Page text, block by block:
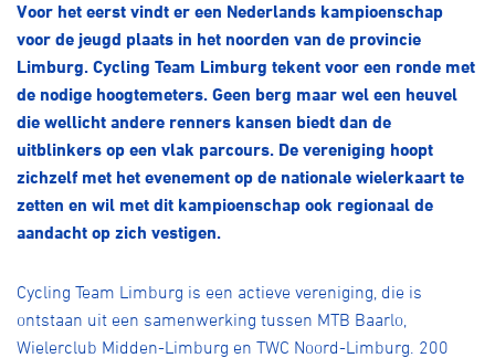
Shop
Producten en diensten
Contact
Over ons
Voor het eerst vindt er een Nederlands kampioenschap
voor de jeugd plaats in het noorden van de provincie
Limburg. Cycling Team Limburg tekent voor een ronde met
de nodige hoogtemeters. Geen berg maar wel een heuvel
die wellicht andere renners kansen biedt dan de
uitblinkers op een vlak parcours. De vereniging hoopt
zichzelf met het evenement op de nationale wielerkaart te
zetten en wil met dit kampioenschap ook regionaal de
aandacht op zich vestigen.
Cycling Team Limburg is een actieve vereniging, die is
ontstaan uit een samenwerking tussen MTB Baarlo,
Wielerclub Midden-Limburg en TWC Noord-Limburg. 200
BMX freestyle
Veldrijden Biketrial
Pumptrack Fixed gear